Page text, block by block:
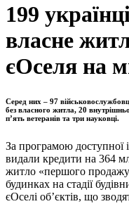
199
власне
єОселя на
Серед них – 97
без власного житла, 20
п’ять ветеранів та три науковці.
За програмою доступної
видали кредити на 364
житло «першого
будинках на стадії
єОселі об’єктів, що